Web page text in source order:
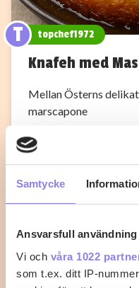
Samtycke
Ansvarsfull
Vi och våra 1022
som t.ex. ditt IP-
T topchef1972
Knafeh med
Mellan Österns
marscapone